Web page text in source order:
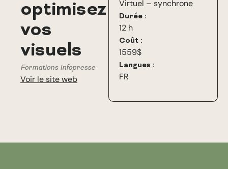
optimisez
vos
visuels
Formations Infopresse
Voir le site web
Virtuel – synchrone
Durée :
12 h
Coût :
1559$
Langues :
FR